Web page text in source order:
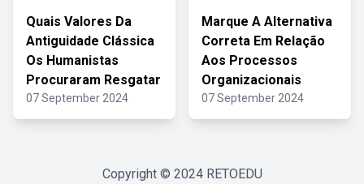
Quais Valores Da
Antiguidade Clássica
Os Humanistas
Procuraram Resgatar
07 September 2024
Marque A Alternativa
Correta Em Relação
Aos Processos
Organizacionais
07 September 2024
Copyright © 2024 RETOEDU